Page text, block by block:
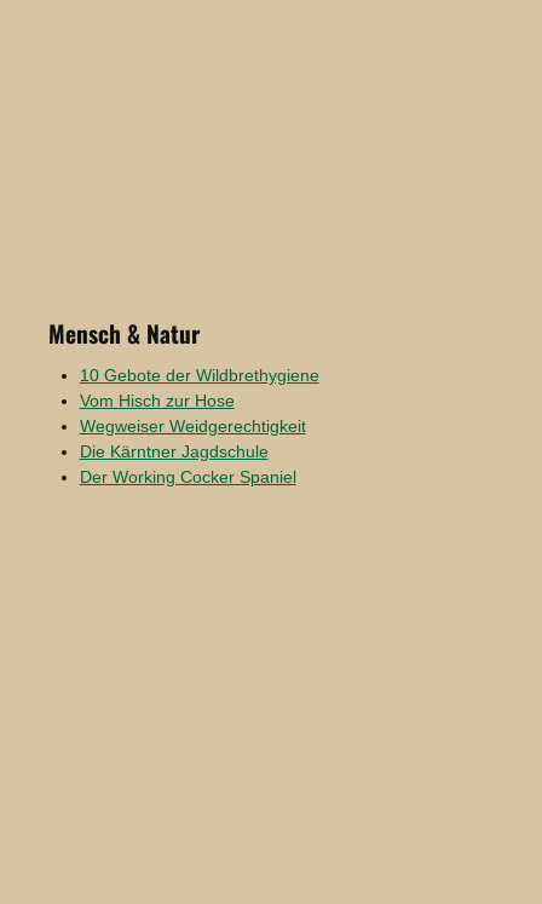
Mensch & Natur
10 Gebote der Wildbrethygiene
Vom Hisch zur Hose
Wegweiser Weidgerechtigkeit
Die Kärntner Jagdschule
Der Working Cocker Spaniel